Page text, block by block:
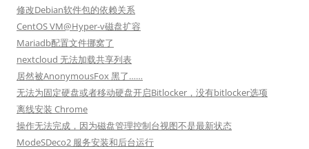
修改Debian软件包的依赖关系
CentOS VM@Hyper-v磁盘扩容
Mariadb配置文件挪窝了
nextcloud 无法加载共享列表
居然被AnonymousFox 黑了……
无法为固定硬盘或者移动硬盘开启Bitlocker，没有bitlocker选项
离线安装 Chrome
操作无法完成，因为磁盘管理控制台视图不是最新状态
ModeSDeco2 服务安装和后台运行